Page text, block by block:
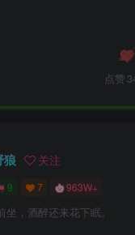
点赞
狼 关注
9 7 963W+
坐，酒醉还来花下眠。